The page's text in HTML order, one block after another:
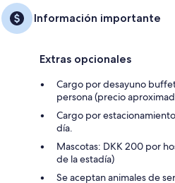
Información importante
Extras opcionales
Cargo por desayuno
persona (precio
Cargo por
día.
Mascotas: DKK 200 por
de la estadía)
Se aceptan animales de